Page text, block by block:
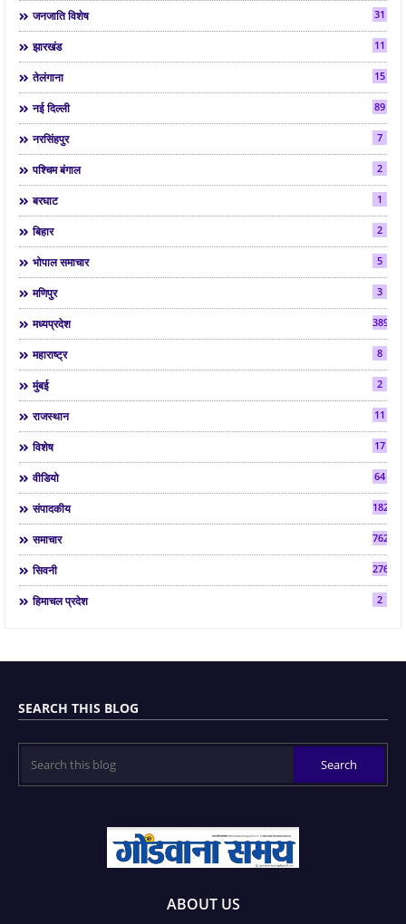
जनजाति विशेष 31
झारखंड 11
तेलंगाना 15
नई दिल्ली 89
नरसिंहपुर 7
पश्चिम बंगाल 2
बरघाट 1
बिहार 2
भोपाल समाचार 5
मणिपुर 3
मध्यप्रदेश 3892
महाराष्ट्र 8
मुंबई 2
राजस्थान 11
विशेष 17
वीडियो 64
संपादकीय 182
समाचार 7624
सिवनी 2763
हिमाचल प्रदेश 2
SEARCH THIS BLOG
ABOUT US